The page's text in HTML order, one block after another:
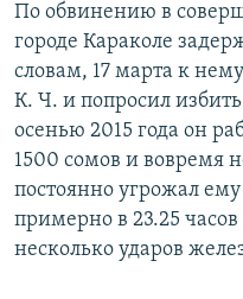
По обвинению в
городе Караколе
словам, 17 марта к
К. Ч. и попросил
осенью 2015 года он
1500 сомов и вовремя
постоянно угрожал
примерно в 23.25
несколько ударов